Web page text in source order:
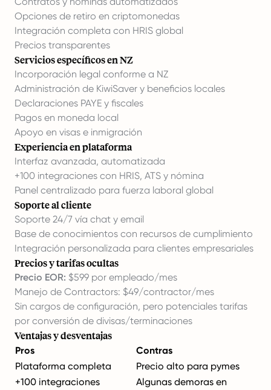
Opciones de retiro en criptomonedas
Integración completa con HRIS global
Precios transparentes
Servicios específicos en NZ
Incorporación legal conforme a NZ
Administración de KiwiSaver y beneficios locales
Declaraciones PAYE y fiscales
Pagos en moneda local
Apoyo en visas e inmigración
Experiencia en plataforma
Interfaz avanzada, automatizada
+100 integraciones con HRIS, ATS y nómina
Panel centralizado para fuerza laboral global
Soporte al cliente
Soporte 24/7 vía chat y email
Base de conocimientos con recursos de cumplimiento
Integración personalizada para clientes empresariales
Precios y tarifas ocultas
Precio EOR: $599 por empleado/mes
Manejo de Contractors: $49/contractor/mes
Sin cargos de configuración, pero potenciales tarifas
por conversión de divisas/terminaciones
Ventajas y desventajas
Pros
Contras
Plataforma completa
Precio alto para pymes
+100 integraciones
Algunas demoras en